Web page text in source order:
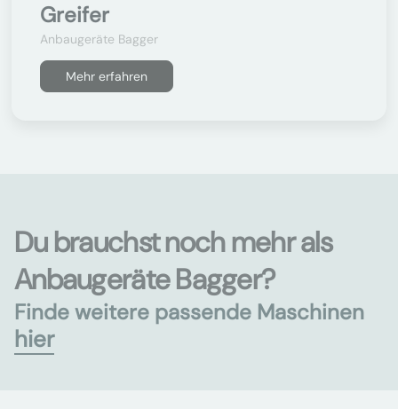
Greifer
Anbaugeräte Bagger
Mehr erfahren
Du brauchst noch mehr als
Anbaugeräte Bagger?
Finde weitere passende Maschinen
hier